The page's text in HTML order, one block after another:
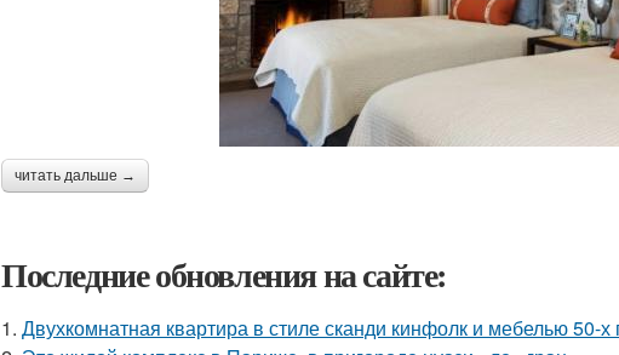
читать дальше →
Последние обновления на сайте:
1. Двухкомнатная квартира в стиле сканди кинфолк и мебелью 50-х